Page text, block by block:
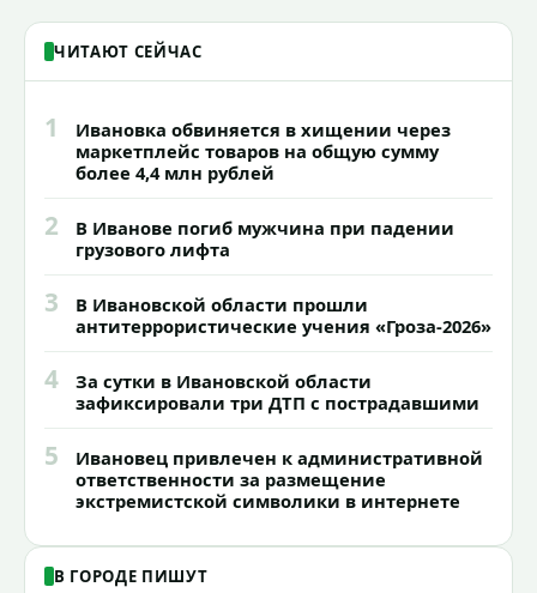
ЧИТАЮТ СЕЙЧАС
1
Ивановка обвиняется в хищении через
маркетплейс товаров на общую сумму
более 4,4 млн рублей
2
В Иванове погиб мужчина при падении
грузового лифта
3
В Ивановской области прошли
антитеррористические учения «Гроза-2026»
4
За сутки в Ивановской области
зафиксировали три ДТП с пострадавшими
5
Ивановец привлечен к административной
ответственности за размещение
экстремистской символики в интернете
В ГОРОДЕ ПИШУТ